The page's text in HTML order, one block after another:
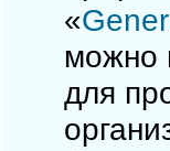
«
можно
для